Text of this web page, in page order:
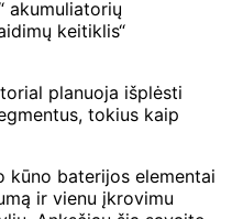
akumuliatorių
keitiklis“
planuoja išplėsti
tokius kaip
kūno baterijos elementai
ir vienu įkrovimu